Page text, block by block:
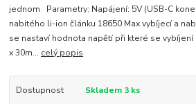
jednom Parametry: Napájení: 5V (USB-C
nabitého li-ion článku 18650 Max vybíjecí a
se nastaví hodnota napětí při které se vybíjení
x 30m... celý popis
Dostupnost Skladem 3 ks